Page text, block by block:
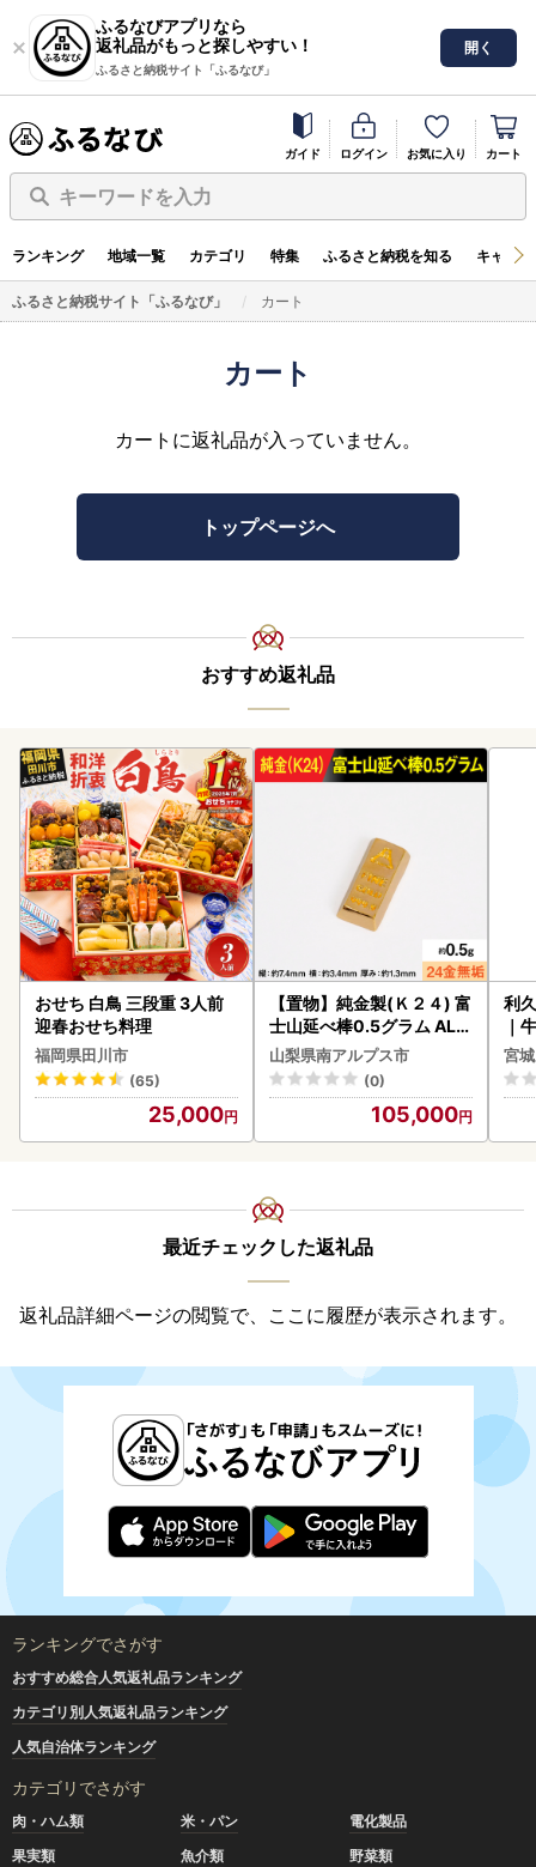
ふるなびアプリなら
返礼品がもっと探しやすい！
ふるさと納税サイト「ふるなび」
開く
ガイド ログイン お気に入り カート
キーワードを入力
ランキング 地域一覧 カテゴリ 特集 ふるさと納税を知る キャン
ふるさと納税サイト「ふるなび」 カート
カート
カートに返礼品が入っていません。
トップページへ
おすすめ返礼品
おせち 白鳥 三段重 3人前
迎春おせち料理
福岡県田川市
(65)
25,000
【置物】純金製(Ｋ２４) 富
士山延べ棒0.5グラム ALP
BK181
山梨県南アルプス市
(0)
105,000
利
｜
宮
最近チェックした返礼品
返礼品詳細ページの閲覧で、ここに履歴が表示されます。
ランキングでさがす
おすすめ総合人気返礼品ランキング
カテゴリ別人気返礼品ランキング
人気自治体ランキング
カテゴリでさがす
肉・ハム類 米・パン
電化製品
果実類
魚介類
野菜類